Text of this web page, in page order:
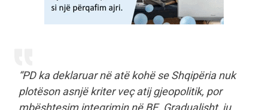
“PD ka deklaruar në atë kohë se Shqipëria nuk
plotëson asnjë kriter veç atij gjeopolitik, por
mbështesim integrimin në BE. Gradualisht, ju